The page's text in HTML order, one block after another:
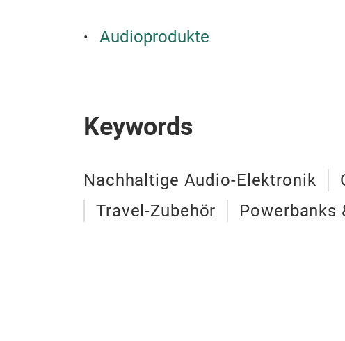
Audioprodukte
Keywords
Nachhaltige Audio-Elektronik
Travel-Zubehör
Powerbanks